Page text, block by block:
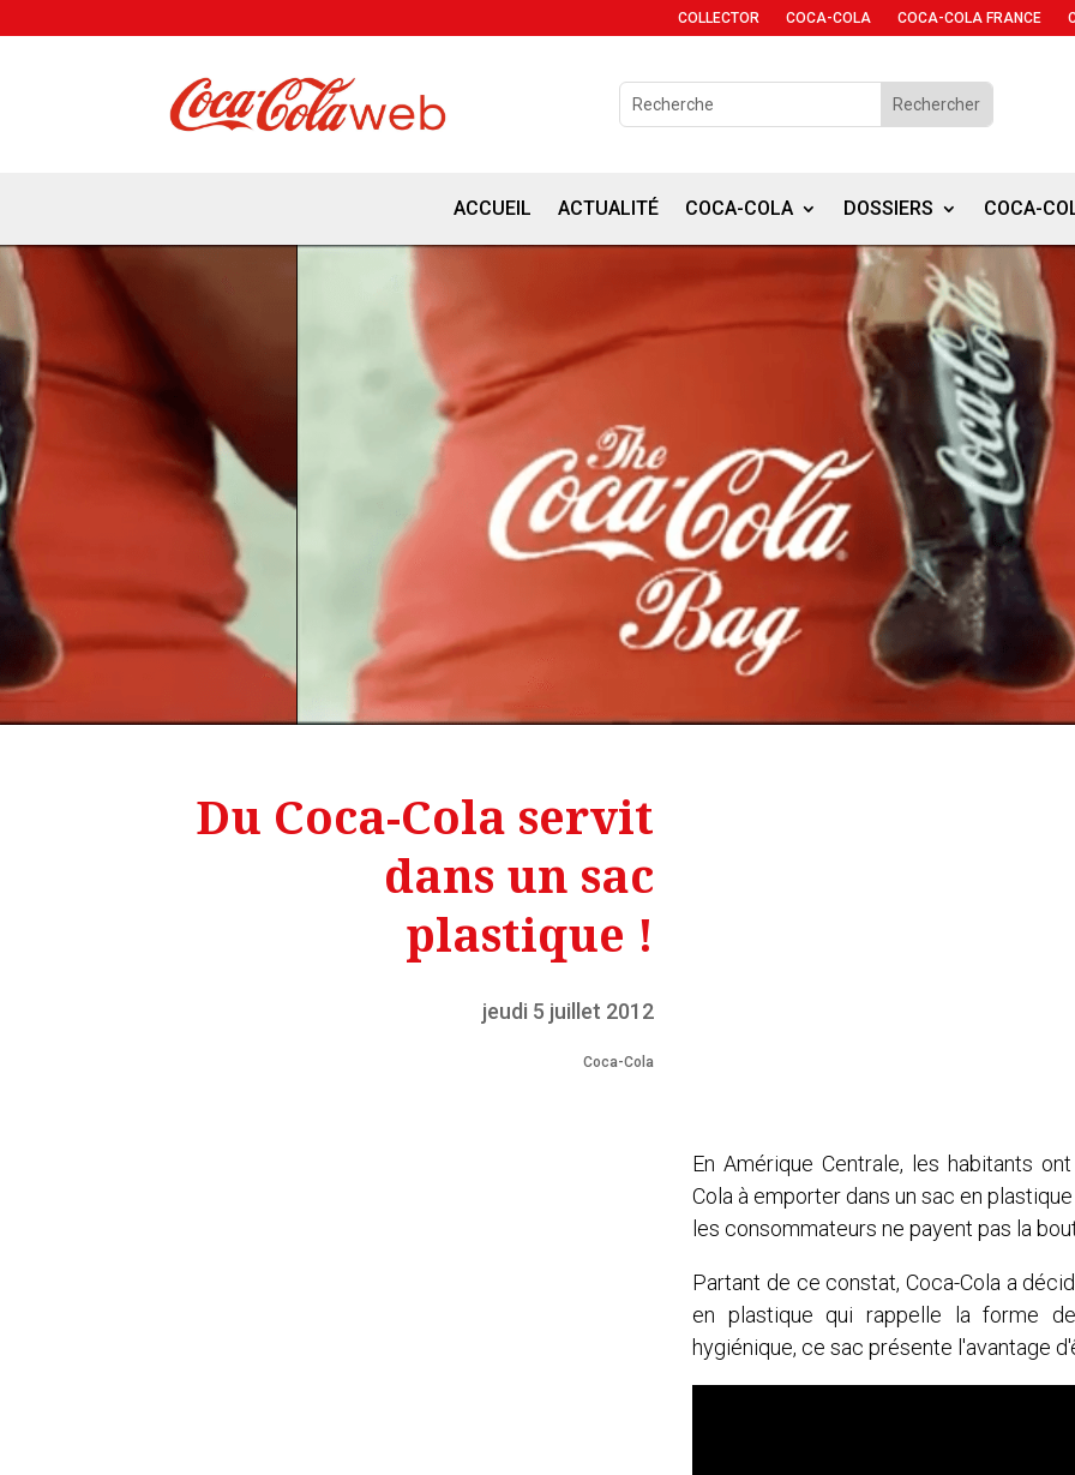
COLLECTOR COCA-COLA COCA-COLA FRANCE
ACCUEIL ACTUALITÉ COCA-COLA DOSSIERS COCA-
Du Coca-Cola servit
dans un sac
plastique !
jeudi 5 juillet 2012
Coca-Cola
En Amérique Centrale, les habitants
Cola à emporter dans un sac en
les consommateurs ne payent pas la
Partant de ce constat, Coca-Cola a
en plastique qui rappelle la forme
hygiénique, ce sac présente l'avantage